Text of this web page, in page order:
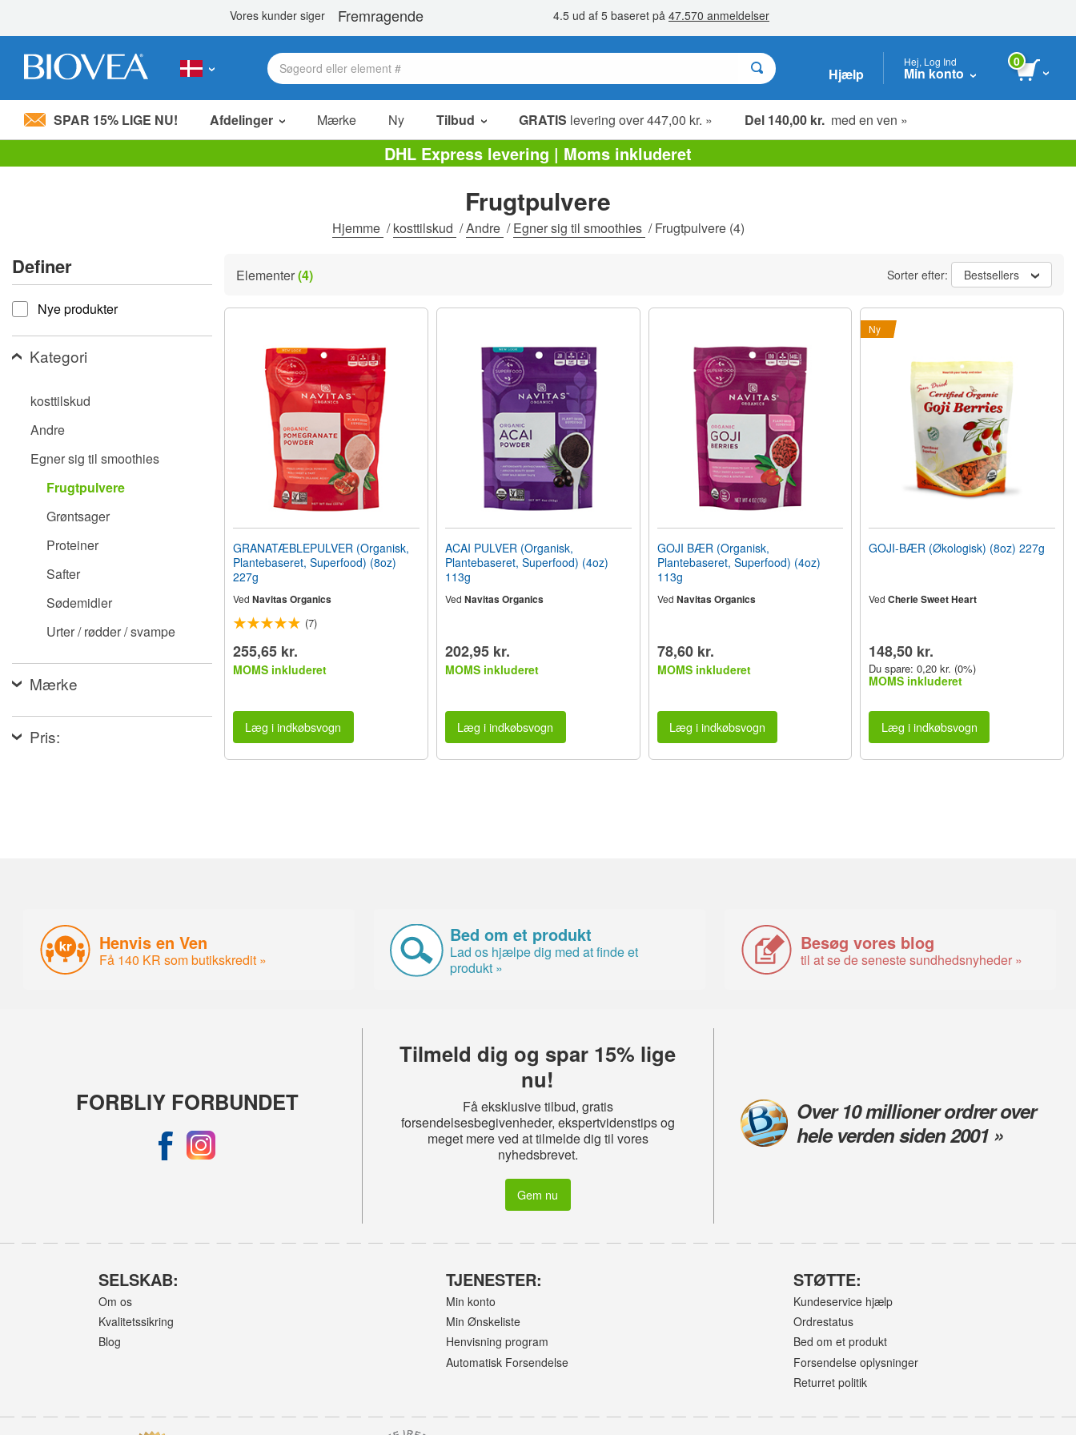
Bemærk:
Control-
F11
for
justere
hjemmesiden
bruger
skærmlæser;
tilgængelighedsmenu.
Hjælp
Hej, Log Ind
Min konto
0
SPAR 15% LIGE NU! Afdelinger Mærke Ny Tilbud GRATIS levering over 447,00 kr. » Del 140,00 kr. med en ven »
Salg poster
Værdipakker
Ophørsudsalg
DHL Express levering | Moms inkluderet
Frugtpulvere
Hjemme /kosttilskud /Andre /Egner sig til smoothies /Frugtpulvere(4)
Definer
Definer
Nye produkter
Kategori
kosttilskud
Andre
Egner sig til smoothies
Frugtpulvere
Grøntsager
Proteiner
Safter
Sødemidler
Urter / rødder / svampe
Mærke
Pris:
Elementer(4) Sorter efter: Bestsellers
GRANATÆBLEPULVER (Organisk,
Plantebaseret, Superfood) (8oz)
227g
Ved Navitas Organics
(7)
255,65 kr.
MOMS inkluderet
Læg i indkøbsvogn
ACAI PULVER (Organisk,
Plantebaseret, Superfood) (4oz)
113g
Ved Navitas Organics
202,95 kr.
MOMS inkluderet
Læg i indkøbsvogn
GOJI BÆR (Organisk,
Plantebaseret, Superfood) (4oz)
113g
Ved Navitas Organics
78,60 kr.
MOMS inkluderet
Læg i indkøbsvogn
Ny
GOJI-BÆR (Økologisk) (8oz) 227g
Ved Cherie Sweet Heart
148,50 kr.
Du spare: 0,20 kr. (0%)
MOMS inkluderet
Læg i indkøbsvogn
Henvis en Ven
Få 140 KR som butikskredit »
Bed om et produkt
Lad os hjælpe dig med at finde et
produkt »
Besøg vores blog
til at se de seneste sundhedsnyheder »
FORBLIY FORBUNDET
Tilmeld dig og spar 15% lige
nu!
Få eksklusive tilbud, gratis
forsendelsesbegivenheder, ekspertvidenstips og
meget mere ved at tilmelde dig til vores
nyhedsbrevet.
Gem nu
Over 10 millioner ordrer over
hele verden siden 2001 »
SELSKAB:
Om os
Kvalitetssikring
Blog
TJENESTER:
Min konto
Min Ønskeliste
Henvisning program
Automatisk Forsendelse
STØTTE:
Kundeservice hjælp
Ordrestatus
Bed om et produkt
Forsendelse oplysninger
Returret politik